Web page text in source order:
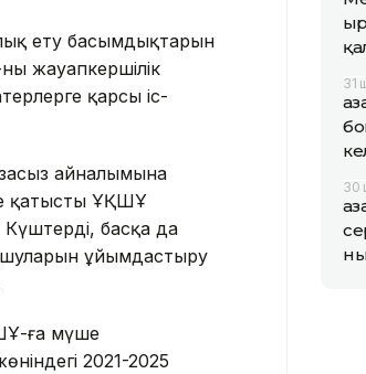
ету басымдықтарын
жауапкершілік
қарсы іс-
айналымына
қатысты ҰҚШҰ
басқа да
ұйымдастыру
ға мүше
2021-2025
31
30